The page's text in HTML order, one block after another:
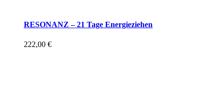
RESONANZ – 21 Tage Energieziehen
222,00 €